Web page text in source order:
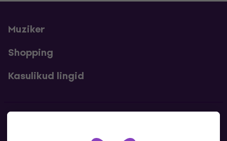
Muziker
Shopping
Kasulikud lingid